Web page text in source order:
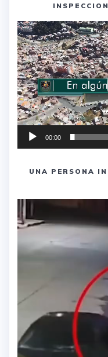
00:00
UNA PERSONA